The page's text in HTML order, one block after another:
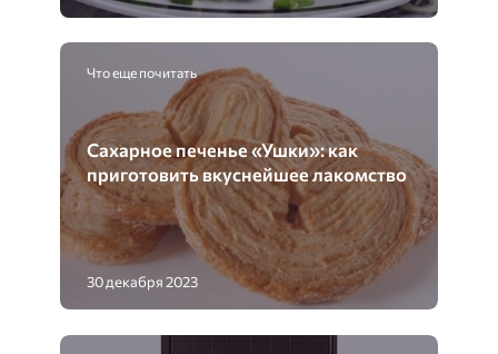
Что еще почитать
Сахарное печенье «Ушки»: как
приготовить вкуснейшее лакомство
30 декабря 2023